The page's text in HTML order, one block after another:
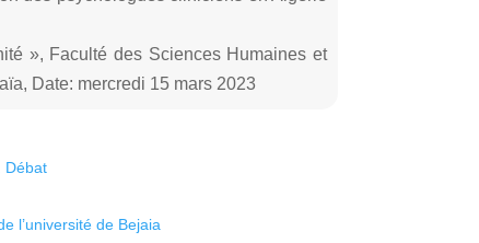
», Faculté des Sciences Humaines et
Date: mercredi 15 mars 2023
Débat
l’université de Bejaia